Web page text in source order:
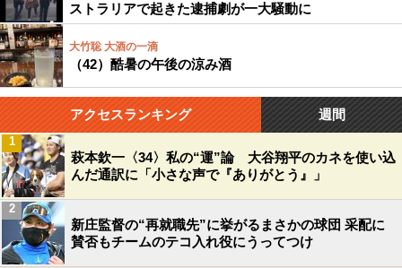
ストラリアで起きた逮捕劇が一大騒動に
大竹聡 大酒の一滴
（42）酷暑の午後の涼み酒
アクセスランキング 週間
萩本欽一〈34〉私の“運”論 大谷翔平のカネを使い込
んだ通訳に「小さな声で『ありがとう』」
1
新庄監督の“再就職先”に挙がるまさかの球団 采配に
賛否もチームのテコ入れ役にうってつけ
2